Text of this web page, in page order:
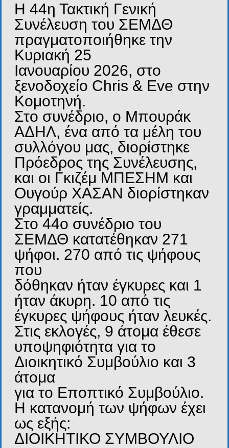
Η 44η Τακτική Γενική
Συνέλευση του ΣΕΜΔΘ
πραγματοποιήθηκε την
Κυριακή 25
Ιανουαρίου 2026, στο
ξενοδοχείο Chris & Eve στην
Κομοτηνή.
Στο συνέδριο, ο Μπουράκ
ΑΔΗΛ, ένα από τα μέλη του
συλλόγου μας, διορίστηκε
Πρόεδρος της Συνέλευσης,
και οι Γκιζέμ ΜΠΕΣΗΜ και
Ουγούρ ΧΑΣΑΝ διορίστηκαν
γραμματείς.
Στο 44ο συνέδριο του
ΣΕΜΔΘ κατατέθηκαν 271
ψήφοι. 270 από τις ψήφους
που
δόθηκαν ήταν έγκυρες και 1
ήταν άκυρη. 10 από τις
έγκυρες ψήφους ήταν λευκές.
Στις εκλογές, 9 άτομα έθεσε
υποψηφιότητα για το
Διοικητικό Συμβούλιο και 3
άτομα
για το Εποπτικό Συμβούλιο.
Η κατανομή των ψήφων έχει
ως εξής:
ΔΙΟΙΚΗΤΙΚΟ ΣΥΜΒΟΥΛΙΟ